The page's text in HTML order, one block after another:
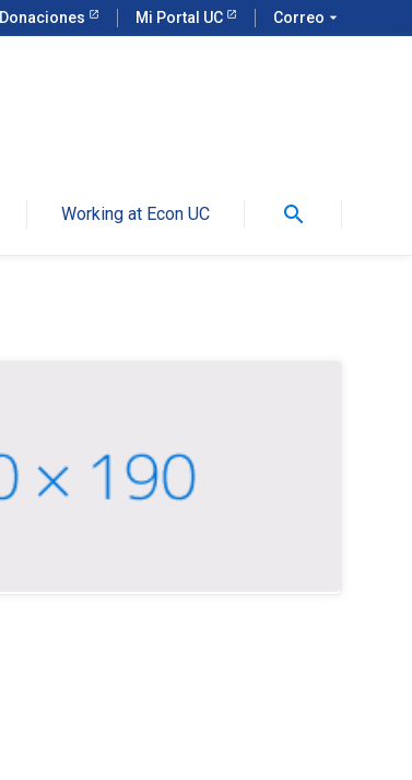
Donaciones Mi Portal UC Correo arrow_drop_down
Working at Econ UC search